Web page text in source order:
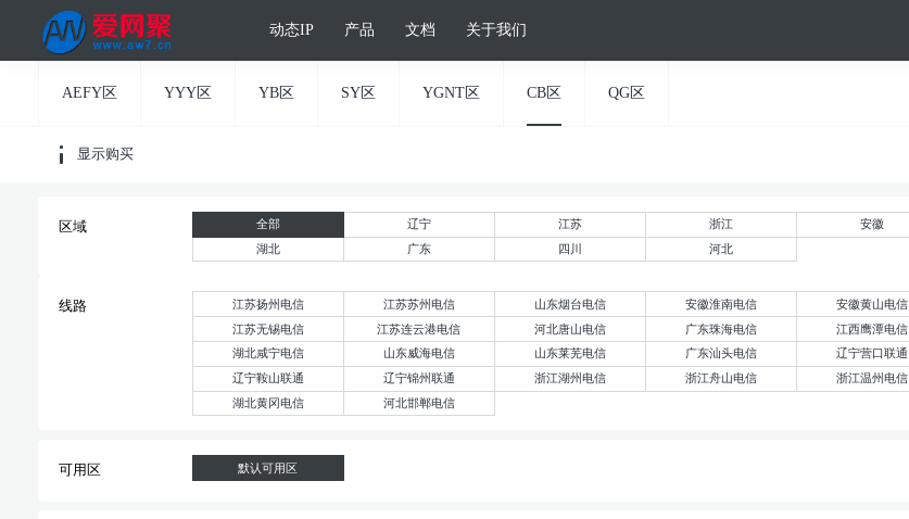
动态IP 产品 文档 关于我们
AEFY区 YYY区 YB区 SY区 YGNT区 CB区 QG区
显示购买
区域 全部 辽宁 江苏 浙江 安徽
湖北
广东 四川 河北
线路 江苏扬州电信 江苏苏州电信 山东烟台电信 安徽淮南电信 安徽黄山电信
江苏无锡电信
江苏连云港电信 河北唐山电信 广东珠海电信 江西鹰潭电信
湖北咸宁电信
山东威海电信 山东莱芜电信 广东汕头电信 辽宁营口联通
辽宁鞍山联通
辽宁锦州联通 浙江湖州电信 浙江舟山电信 浙江温州电信
湖北黄冈电信
河北邯郸电信
可用区 默认可用区